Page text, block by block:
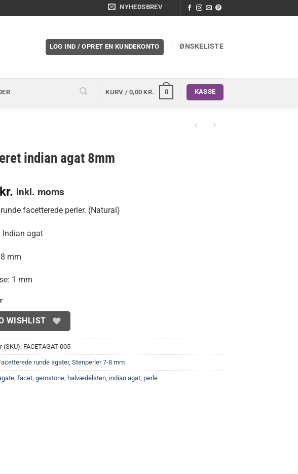
NYHEDSBREV
LOG IND / OPRET EN KUNDEKONTO ØNSKELISTE
KURV /0,00KR. 0 KASSE
indian agat 8mm
kr. inkl. moms
facetterede perler. (Natural)
Indian agat
mm
1 mm
WISHLIST
(SKU): FACETAGAT-005
runde agater, Stenperler 7-8 mm
, facet, gemstone, halvædelsten, indian agat, perle